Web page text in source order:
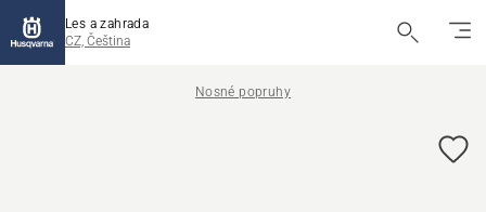
Les a zahrada
CZ, Čeština
Nosné popruhy